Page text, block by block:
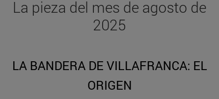
La pieza del mes de agosto de
2025
LA BANDERA DE VILLAFRANCA: EL
ORIGEN